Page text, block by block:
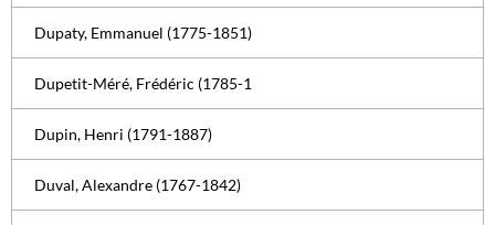
Dupaty, Emmanuel (1775-1851)
Dupetit-Méré, Frédéric (1785-1
Dupin, Henri (1791-1887)
Duval, Alexandre (1767-1842)